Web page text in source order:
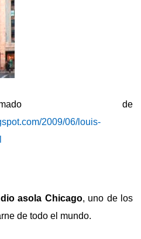
de
2009/06/louis-
asola Chicago, uno de los
de todo el mundo.